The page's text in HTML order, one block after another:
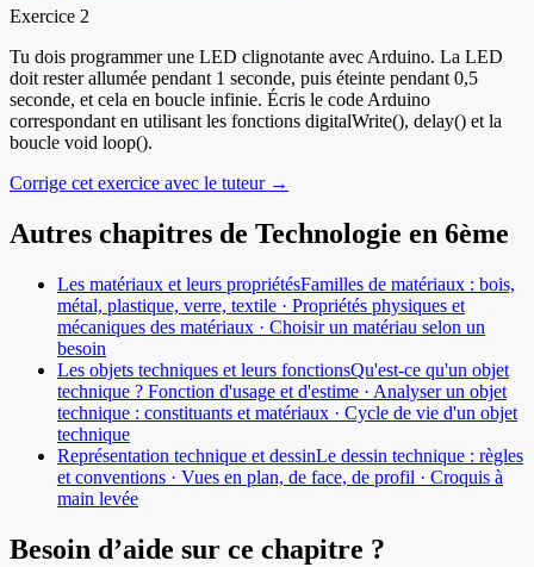
Exercice 2
Tu dois programmer une LED clignotante avec Arduino. La LED
doit rester allumée pendant 1 seconde, puis éteinte pendant 0,5
seconde, et cela en boucle infinie. Écris le code Arduino
correspondant en utilisant les fonctions digitalWrite(), delay() et la
boucle void loop().
Corrige cet exercice avec le tuteur →
Autres chapitres de Technologie en 6ème
Les matériaux et leurs propriétésFamilles de matériaux : bois,
métal, plastique, verre, textile · Propriétés physiques et
mécaniques des matériaux · Choisir un matériau selon un
besoin
Les objets techniques et leurs fonctionsQu'est-ce qu'un objet
technique ? Fonction d'usage et d'estime · Analyser un objet
technique : constituants et matériaux · Cycle de vie d'un objet
technique
Représentation technique et dessinLe dessin technique : règles
et conventions · Vues en plan, de face, de profil · Croquis à
main levée
Besoin d’aide sur ce chapitre ?